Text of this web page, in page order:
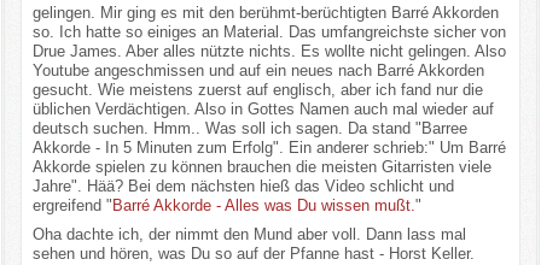
gelingen. Mir ging es mit den berühmt-berüchtigten Barré Akkorden
so. Ich hatte so einiges an Material. Das umfangreichste sicher von
Drue James. Aber alles nützte nichts. Es wollte nicht gelingen. Also
Youtube angeschmissen und auf ein neues nach Barré Akkorden
gesucht. Wie meistens zuerst auf englisch, aber ich fand nur die
üblichen Verdächtigen. Also in Gottes Namen auch mal wieder auf
deutsch suchen. Hmm.. Was soll ich sagen. Da stand "Barree
Akkorde - In 5 Minuten zum Erfolg". Ein anderer schrieb:" Um Barré
Akkorde spielen zu können brauchen die meisten Gitarristen viele
Jahre". Hää? Bei dem nächsten hieß das Video schlicht und
ergreifend " Barré Akkorde - Alles was Du wissen mußt."
Oha dachte ich, der nimmt den Mund aber voll. Dann lass mal
sehen und hören, was Du so auf der Pfanne hast - Horst Keller.